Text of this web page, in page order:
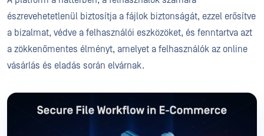
észrevehetetlenül biztosítja a fájlok biztonságát, ezzel erősítve
a bizalmat, védve a felhasználói eszközöket, és fenntartva azt
a zökkenőmentes élményt, amelyet a felhasználók az online
vásárlás és eladás során elvárnak.